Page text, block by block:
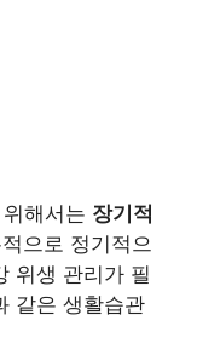
해서는 장기적
으로 정기적으
위생 관리가 필
같은 생활습관